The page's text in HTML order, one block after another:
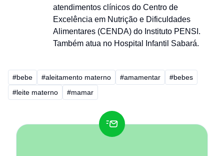
atendimentos clínicos do Centro de
Excelência em Nutrição e Dificuldades
Alimentares (CENDA) do Instituto PENSI.
Também atua no Hospital Infantil Sabará.
#bebe #aleitamento materno #amamentar
#bebes
#leite materno
#mamar